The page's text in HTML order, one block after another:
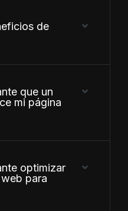
de
que un
mi página
optimizar
para